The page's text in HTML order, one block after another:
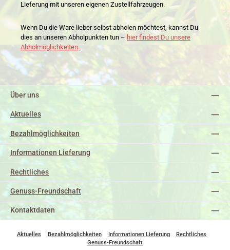
Lieferung mit unseren eigenen Zustellfahrzeugen.
Wenn Du die Ware lieber selbst abholen möchtest, kannst Du
dies an unseren Abholpunkten tun – hier findest Du unsere
Abholmöglichkeiten.
Über uns
Aktuelles
Bezahlmöglichkeiten
Informationen Lieferung
Rechtliches
Genuss-Freundschaft
Kontaktdaten
Aktuelles Bezahlmöglichkeiten Informationen Lieferung
Rechtliches
Genuss-Freundschaft